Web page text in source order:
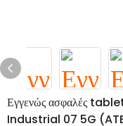
Εγγενώς ασφαλές
Industrial 07 5G